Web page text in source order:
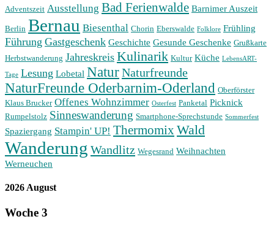
Adventszeit Ausstellung Bad Ferienwalde Barnimer Auszeit
Berlin Bernau Biesenthal Chorin Eberswalde Folklore Frühling
Führung Gastgeschenk Geschichte Gesunde Geschenke Grußkarte
Herbstwanderung Jahreskreis Kulinarik Kultur Küche LebensART-
Tage Lesung Lobetal NaturNaturfreunde
NaturFreunde Oderbarnim-Oderland Oberförster
Klaus Brucker Offenes Wohnzimmer Osterfest Panketal Picknick
Rumpelstolz Sinneswanderung Smartphone-Sprechstunde Sommerfest
Spaziergang Stampin' UP! Thermomix Wald
Wanderung Wandlitz Wegesrand Weihnachten
Werneuchen
2026 August
Woche 3